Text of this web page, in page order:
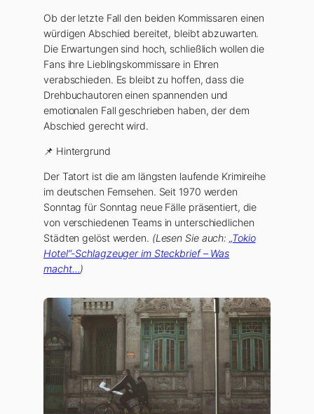
Ob der letzte Fall den beiden Kommissaren einen
würdigen Abschied bereitet, bleibt abzuwarten.
Die Erwartungen sind hoch, schließlich wollen die
Fans ihre Lieblingskommissare in Ehren
verabschieden. Es bleibt zu hoffen, dass die
Drehbuchautoren einen spannenden und
emotionalen Fall geschrieben haben, der dem
Abschied gerecht wird.
📌 Hintergrund
Der Tatort ist die am längsten laufende Krimireihe
im deutschen Fernsehen. Seit 1970 werden
Sonntag für Sonntag neue Fälle präsentiert, die
von verschiedenen Teams in unterschiedlichen
Städten gelöst werden. (Lesen Sie auch:„Tokio
Hotel“-Schlagzeuger im Steckbrief – Was
macht…)